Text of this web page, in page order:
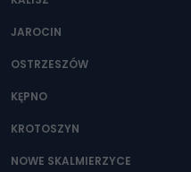
JAROCIN
OSTRZESZÓW
KĘPNO
KROTOSZYN
NOWE SKALMIERZYCE